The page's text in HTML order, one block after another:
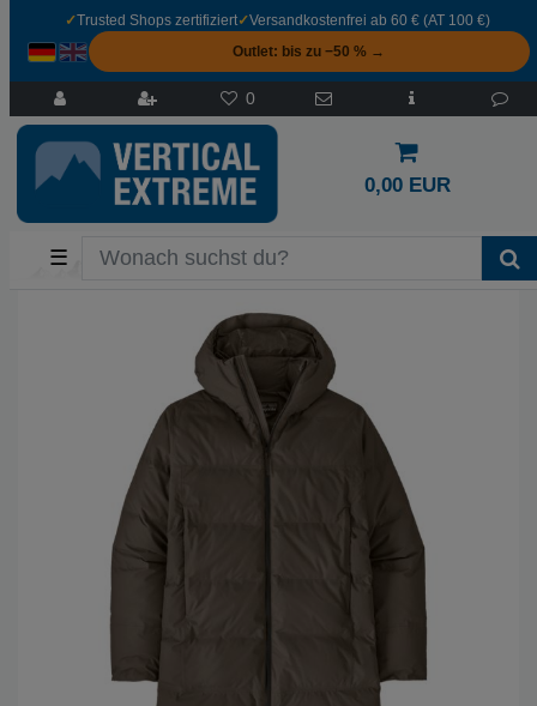
✓Trusted Shops zertifiziert✓Versandkostenfrei ab 60 € (AT 100 €)
Outlet: bis zu −50 % →
0
0,00 EUR
☰